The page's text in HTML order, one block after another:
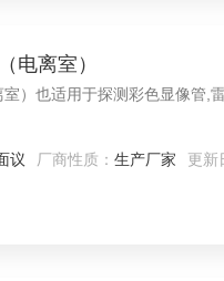
电离室）
）也适用于探测彩色显像管,
议 厂商性质： 生产厂家 更新